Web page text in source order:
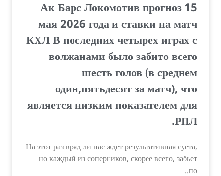
Ак Барс Локомотив прогноз 15
мая 2026 года и ставки на матч
КХЛ В последних четырех играх с
волжанами было забито всего
шесть голов (в среднем
один,пятьдесят за матч), что
является низким показателем для
РПЛ.
На этот раз вряд ли нас ждет результативная суета,
но каждый из соперников, скорее всего, забьет
по...